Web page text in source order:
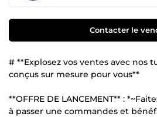
Contacter le
# **Explosez vos ventes avec nos
conçus sur mesure pour vous**
**OFFRE DE LANCEMENT** :
à passer une commandes et